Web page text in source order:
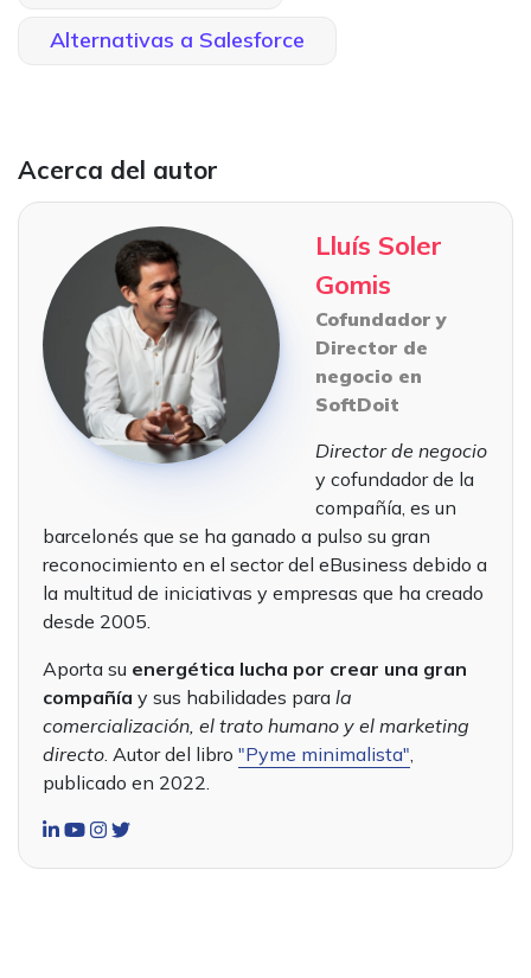
Alternativas a Salesforce
Acerca del autor
Lluís Soler
Gomis
Cofundador y
Director de
negocio en
SoftDoit
Director de negocio
y cofundador de la
compañía, es un
barcelonés que se ha ganado a pulso su gran
reconocimiento en el sector del eBusiness debido a
la multitud de iniciativas y empresas que ha creado
desde 2005.
Aporta su energética lucha por crear una gran
compañía y sus habilidades para la
comercialización, el trato humano y el marketing
directo. Autor del libro "Pyme minimalista",
publicado en 2022.